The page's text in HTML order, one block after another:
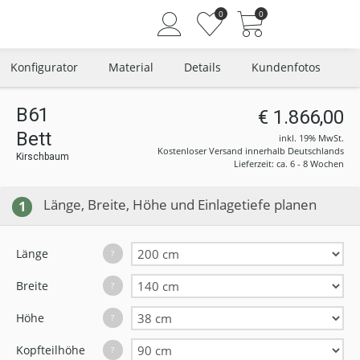
Passwort vergessen?
0 0
Konfigurator Material Details Kundenfotos
B61
Bett
Kirschbaum
€ 1.866,00
inkl. 19% MwSt.
Kostenloser Versand innerhalb Deutschlands
Lieferzeit: ca. 6 - 8 Wochen
1 Länge, Breite, Höhe und Einlagetiefe planen
Länge ?
Breite ?
Höhe ?
Kopfteilhöhe ?